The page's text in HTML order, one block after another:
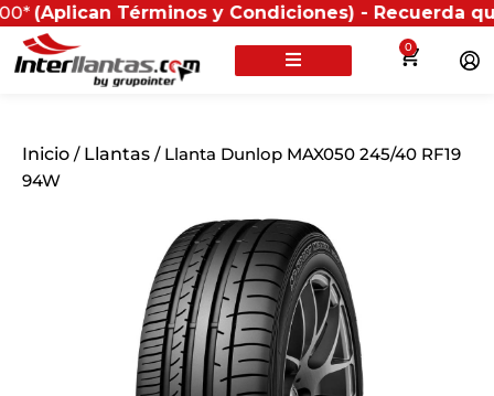
Términos y Condiciones) - Recuerda que si
0
Inicio / Llantas / Llanta Dunlop MAX050 245/40 RF19
94W